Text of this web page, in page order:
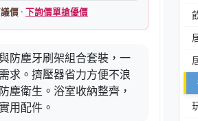
價 ·下詢價單搶優價
防塵牙刷架組合套裝，一
求。擠壓器省力方便不浪
塵衛生。浴室收納整齊，
用配件。